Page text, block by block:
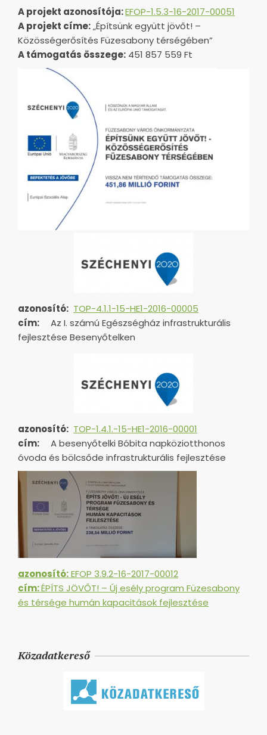
A projekt azonosítója:EFOP-1.5.3-16-2017-00051
A projekt címe:„Építsünk együtt jövőt! –
Közösségerősítés Füzesabony térségében”
A támogatás összege: 451 857 559 Ft
azonosító: TOP-4.1.1-15-HE1-2016-00005
cím:
Az I. számú Egészségház infrastrukturális
fejlesztése Besenyőtelken
azonosító: TOP-1.4.1.-15-HE1-2016-00001
cím:
A besenyőtelki Bóbita napköziotthonos
óvoda és bölcsőde infrastrukturális fejlesztése
azonosító:EFOP 3.9.2-16-2017-00012
cím:ÉPÍTS JÖVŐT! – Új esély program Füzesabony
és térsége humán kapacitások fejlesztése
Közadatkereső